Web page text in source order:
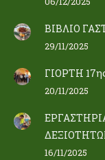
ΒΙΒΛΙΟ
29/11/2025
ΓΙΟΡΤΗ
20/11/2025
16/11/2025